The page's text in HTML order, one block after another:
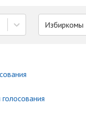
Избиркомы